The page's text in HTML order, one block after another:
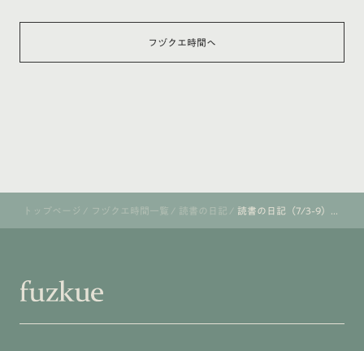
フヅクエ時間へ
トップページ / フヅクエ時間一覧 / 読書の日記 / 読書の日記（7/3-9）...